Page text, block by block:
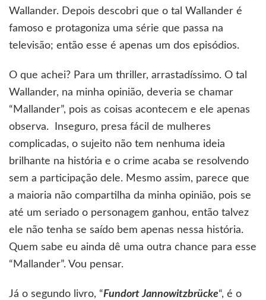
Wallander. Depois descobri que o tal Wallander é
famoso e protagoniza uma série que passa na
televisão; então esse é apenas um dos episódios.
O que achei? Para um thriller, arrastadíssimo. O tal
Wallander, na minha opinião, deveria se chamar
“Mallander”, pois as coisas acontecem e ele apenas
observa. Inseguro, presa fácil de mulheres
complicadas, o sujeito não tem nenhuma ideia
brilhante na história e o crime acaba se resolvendo
sem a participação dele. Mesmo assim, parece que
a maioria não compartilha da minha opinião, pois se
até um seriado o personagem ganhou, então talvez
ele não tenha se saído bem apenas nessa história.
Quem sabe eu ainda dê uma outra chance para esse
“Mallander”. Vou pensar.
Já o segundo livro, “Fundort Jannowitzbrücke“, é o